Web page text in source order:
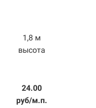
1,8 м
высота
24.00
руб/м.п.